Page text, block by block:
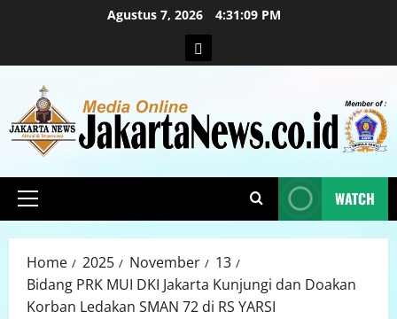
Agustus 7, 2026 4:31:10 PM
WATCH
Home 2025 November
13
Bidang PRK MUI DKI Jakarta Kunjungi dan Doakan
Korban Ledakan SMAN 72 di RS YARSI